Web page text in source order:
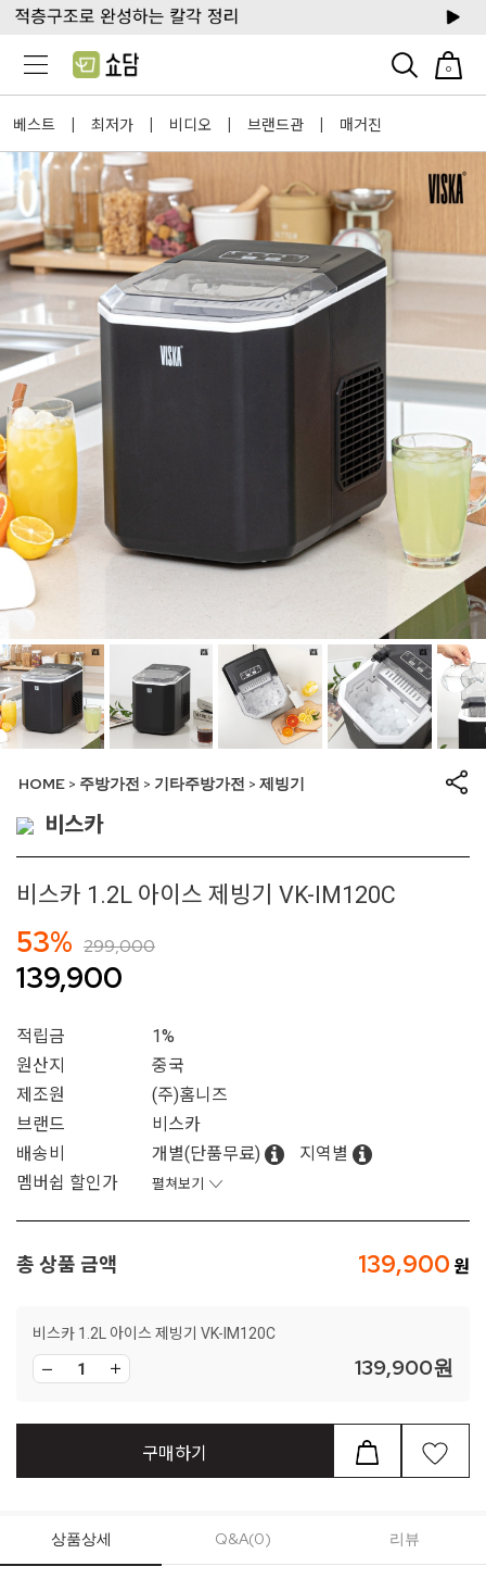
0
베스트 | 최저가 | 비디오 | 브랜드관 | 매거진
HOME > 주방가전 > 기타주방가전 > 제빙기
비스카
비스카 1.2L 아이스 제빙기 VK-IM120C
53% 299,000
139,900
적립금
1%
원산지
중국
제조원
(주)홈니즈
브랜드
비스카
배송비
개별(단품무료)
지역별
멤버쉽 할인가
펼쳐보기
총 상품 금액 139,900
비스카 1.2L 아이스 제빙기 VK-IM120C
139,900원
구매하기
상품상세 Q&A(0) 리뷰